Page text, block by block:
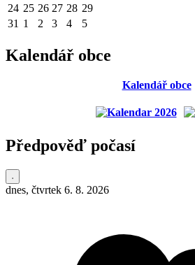
24 25 26 27 28 29
31 1 2 3 4 5
Kalendář obce
Kalendář obce
Předpověď počasí
dnes, čtvrtek 6. 8. 2026